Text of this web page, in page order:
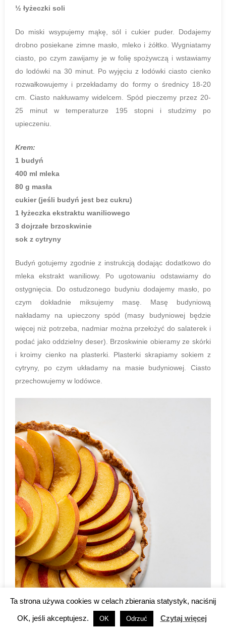
½ łyżeczki soli
Do miski wsypujemy mąkę, sól i cukier puder. Dodajemy
drobno posiekane zimne masło, mleko i żółtko. Wygniatamy
ciasto, po czym zawijamy je w folię spożywczą i wstawiamy
do lodówki na 30 minut. Po wyjęciu z lodówki ciasto cienko
rozwałkowujemy i przekładamy do formy o średnicy 18-20
cm. Ciasto nakłuwamy widelcem. Spód pieczemy przez 20-
25 minut w temperaturze 195 stopni i studzimy po
upieczeniu.
Krem:
1 budyń
400 ml mleka
80 g masła
cukier (jeśli budyń jest bez cukru)
1 łyżeczka ekstraktu waniliowego
3 dojrzałe brzoskwinie
sok z cytryny
Budyń gotujemy zgodnie z instrukcją dodając dodatkowo do
mleka ekstrakt waniliowy. Po ugotowaniu odstawiamy do
ostygnięcia. Do ostudzonego budyniu dodajemy masło, po
czym dokładnie miksujemy masę. Masę budyniową
nakładamy na upieczony spód (masy budyniowej będzie
więcej niż potrzeba, nadmiar można przełożyć do salaterek i
podać jako oddzielny deser). Brzoskwinie obieramy ze skórki
i kroimy cienko na plasterki. Plasterki skrapiamy sokiem z
cytryny, po czym układamy na masie budyniowej. Ciasto
przechowujemy w lodówce.
Ta strona używa cookies w celach zbierania statystyk, naciśnij
OK, jeśli akceptujesz.
OK Odrzuć Czytaj więcej